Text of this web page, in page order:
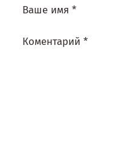
Ваше имя *
Коментарий *